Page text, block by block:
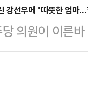
한 '리셋코리아
과 국민의힘
는커녕 논란만
당의 우군(友
민의힘 의원 일
강선우에 "따뜻한 엄마
의원이 이른
자를 향해 응원